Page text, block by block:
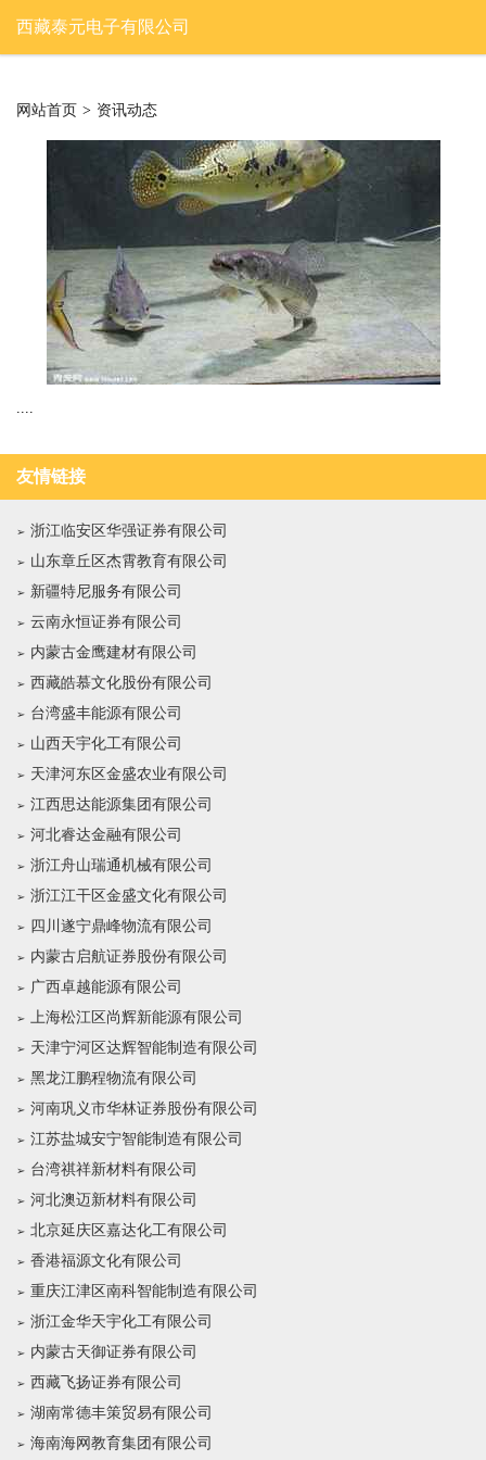
西藏泰元电子有限公司
网站首页 > 资讯动态
....
友情链接
浙江临安区华强证券有限公司
山东章丘区杰霄教育有限公司
新疆特尼服务有限公司
云南永恒证券有限公司
内蒙古金鹰建材有限公司
西藏皓慕文化股份有限公司
台湾盛丰能源有限公司
山西天宇化工有限公司
天津河东区金盛农业有限公司
江西思达能源集团有限公司
河北睿达金融有限公司
浙江舟山瑞通机械有限公司
浙江江干区金盛文化有限公司
四川遂宁鼎峰物流有限公司
内蒙古启航证券股份有限公司
广西卓越能源有限公司
上海松江区尚辉新能源有限公司
天津宁河区达辉智能制造有限公司
黑龙江鹏程物流有限公司
河南巩义市华林证券股份有限公司
江苏盐城安宁智能制造有限公司
台湾祺祥新材料有限公司
河北澳迈新材料有限公司
北京延庆区嘉达化工有限公司
香港福源文化有限公司
重庆江津区南科智能制造有限公司
浙江金华天宇化工有限公司
内蒙古天御证券有限公司
西藏飞扬证券有限公司
湖南常德丰策贸易有限公司
海南海网教育集团有限公司